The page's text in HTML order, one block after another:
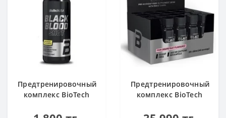
Предтренировочный
комплекс BioTech
Lemonade 60 ml шот
Предтренировочный
комплекс BioTech
Pink grapefruit 60 ml